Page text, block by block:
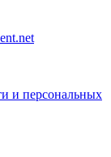
и персональных